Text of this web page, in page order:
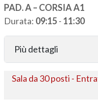
PAD. A – CORSIA A1
Durata: 09:15- 11:30
Più dettagli
Sala da 30 posti -